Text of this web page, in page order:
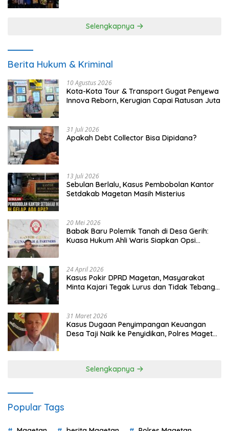
Selengkapnya
Berita Hukum & Kriminal
10 Agustus 2026
Kota-Kota Tour & Transport Gugat Penyewa
Innova Reborn, Kerugian Capai Ratusan Juta
31 Juli 2026
Apakah Debt Collector Bisa Dipidana?
13 Juli 2026
Sebulan Berlalu, Kasus Pembobolan Kantor
Setdakab Magetan Masih Misterius
20 Mei 2026
Babak Baru Polemik Tanah di Desa Gerih:
Kuasa Hukum Ahli Waris Siapkan Opsi
24 April 2026
Kasus Pokir DPRD Magetan, Masyarakat
Minta Kajari Tegak Lurus dan Tidak Tebang
31 Maret 2026
Kasus Dugaan Penyimpangan Keuangan
Desa Taji Naik ke Penyidikan, Polres Magetan
Selengkapnya
Popular Tags